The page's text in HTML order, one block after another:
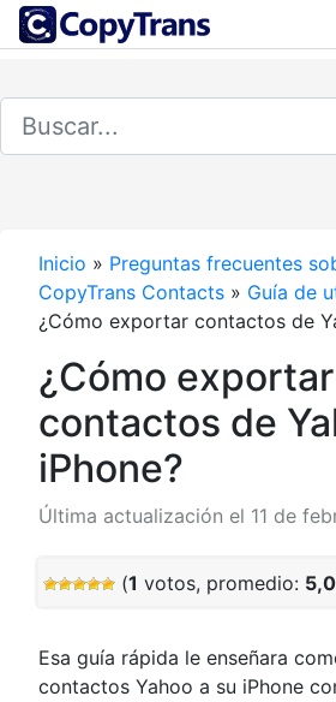
Inicio » Preguntas frecuentes
CopyTrans Contacts » Guía de
¿Cómo exportar contactos de
¿Cómo exportar
contactos de
iPhone?
Última actualización el 11 de
(1 votos, promedio:
Esa guía rápida le enseñara
contactos Yahoo a su iPhone